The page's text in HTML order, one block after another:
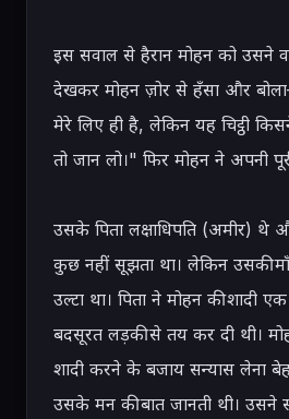
इस सवाल से हैरान मोहन को उसने वह
देखकर मोहन ज़ोर से हँसा और
मेरे लिए ही है, लेकिन यह चिट्ठी
तो जान लो।" फिर मोहन ने अपनी
उसके पिता लक्षाधिपति (अमीर)
कुछ नहीं सूझता था। लेकिन उसकी
उल्टा था। पिता ने मोहन की शादी
बदसूरत लड़की से तय कर दी थी।
शादी करने के बजाय सन्यास लेना
उसके मन की बात जानती थी। उसने